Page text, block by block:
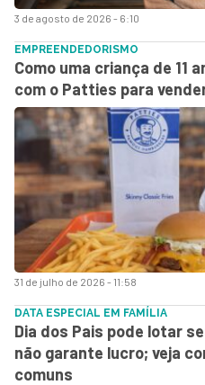
3 de agosto de 2026 - 6:10
31 de julho de 2026 - 11:58
EMPREENDEDORISMO
Como uma criança de 11
com o Patties para
DATA ESPECIAL EM FAMÍLIA
Dia dos Pais pode lotar
não garante lucro; veja
comuns